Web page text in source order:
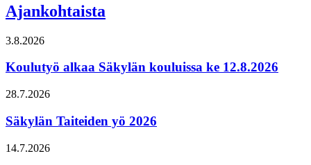
Ajankohtaista
3.8.2026
Koulutyö alkaa Säkylän kouluissa ke 12.8.2026
28.7.2026
Säkylän Taiteiden yö 2026
14.7.2026